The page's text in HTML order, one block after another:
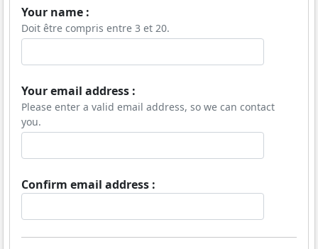
Your name :
Doit être compris entre 3 et 20.
Your email address :
Please enter a valid email address, so we can contact
you.
Confirm email address :